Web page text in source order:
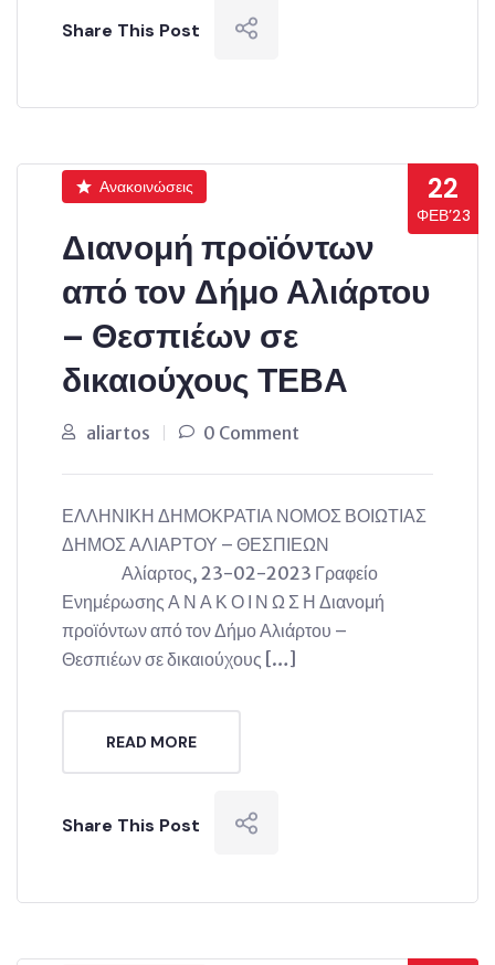
Share This Post
22
ΦΕΒ’23
Ανακοινώσεις
Διανομή προϊόντων
από τον Δήμο Αλιάρτου
– Θεσπιέων σε
δικαιούχους ΤΕΒΑ
aliartos 0 Comment
ΕΛΛΗΝΙΚΗ ΔΗΜΟΚΡΑΤΙΑ ΝΟΜΟΣ ΒΟΙΩΤΙΑΣ
ΔΗΜΟΣ ΑΛΙΑΡΤΟΥ – ΘΕΣΠΙΕΩΝ
Αλίαρτος, 23-02-2023 Γραφείο
Ενημέρωσης Α Ν Α Κ Ο Ι Ν Ω Σ Η Διανομή
προϊόντων από τον Δήμο Αλιάρτου –
Θεσπιέων σε δικαιούχους […]
READ MORE
Share This Post